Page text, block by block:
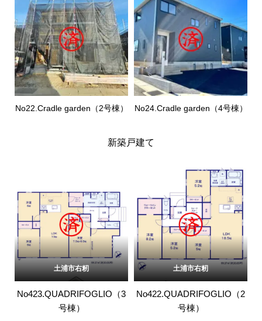
No22.Cradle garden（2号棟） No24.Cradle garden（4号棟）
新築戸建て
土浦市右籾
No423.QUADRIFOGLIO（3
号棟）
土浦市右籾
No422.QUADRIFOGLIO（2
号棟）